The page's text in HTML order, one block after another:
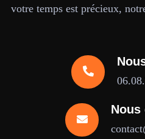
votre temps est précieux,
Nous